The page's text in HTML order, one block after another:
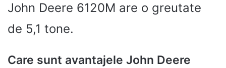
John Deere 6120M are o greutate
de 5,1 tone.
Care sunt avantajele John Deere